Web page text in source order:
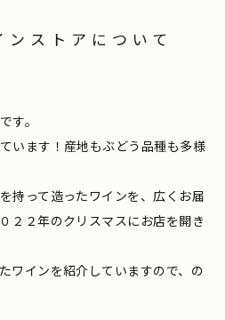
ストアについて
す。
います！産地もぶどう品種も多様
持って造ったワインを、広くお届
２２年のクリスマスにお店を開き
ワインを紹介していますので、の